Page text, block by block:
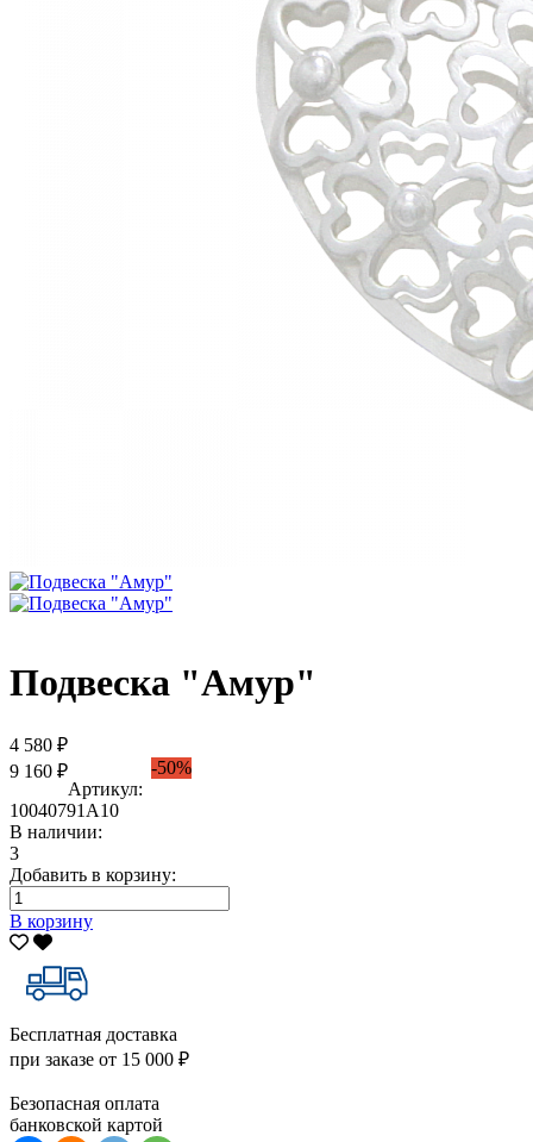
Подвеска "Амур"
4 580 ₽
9 160 ₽
-50%
Артикул:
10040791А10
В наличии:
3
Добавить в корзину:
В корзину
Бесплатная доставка
при заказе от 15 000 ₽
Безопасная оплата
банковской картой